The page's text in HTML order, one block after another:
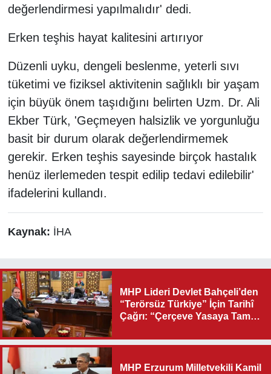
değerlendirmesi yapılmalıdır' dedi.
Erken teşhis hayat kalitesini artırıyor
Düzenli uyku, dengeli beslenme, yeterli sıvı
tüketimi ve fiziksel aktivitenin sağlıklı bir yaşam
için büyük önem taşıdığını belirten Uzm. Dr. Ali
Ekber Türk, 'Geçmeyen halsizlik ve yorgunluğu
basit bir durum olarak değerlendirmemek
gerekir. Erken teşhis sayesinde birçok hastalık
henüz ilerlemeden tespit edilip tedavi edilebilir'
ifadelerini kullandı.
Kaynak: İHA
MHP Lideri Devlet Bahçeli’den
“Terörsüz Türkiye” İçin Tarihî
Çağrı: “Çerçeve Yasaya Tam
MHP Erzurum Milletvekili Kamil